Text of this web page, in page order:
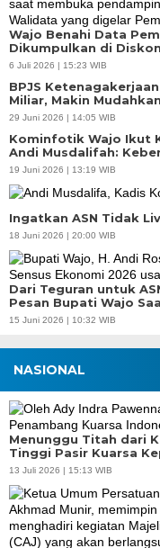
Wajo Benahi Data
Dikumpulkan di
6 Juli 2026 | 15:23 WIB
BPJS
Miliar, Makin
29 Juni 2026 | 14:05 WIB
Kominfotik Wajo Ikut
Andi Musdalifah:
19 Juni 2026 | 13:19 WIB
Ingatkan ASN Tidak
18 Juni 2026 | 20:00 WIB
Dari Teguran untuk
Pesan Bupati Wajo
15 Juni 2026 | 10:32 WIB
NASIONAL
Menunggu Titah dari
Tinggi Pasir Kuarsa
13 Juli 2026 | 15:13 WIB